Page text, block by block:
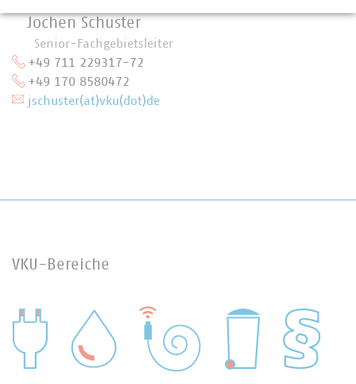
Jochen Schuster
Senior-Fachgebietsleiter
+49 711 229317-72
+49 170 8580472
jschuster(at)vku(dot)de
VKU-Bereiche
WASSER/ABWASSER